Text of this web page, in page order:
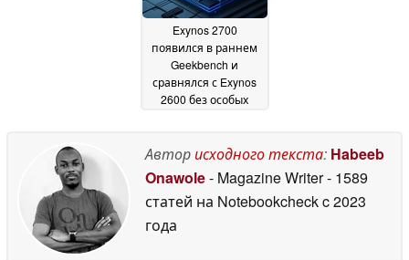
Exynos 2700
появился в раннем
Geekbench и
сравнялся с Exynos
2600 без особых
Авторисходного текста: Habeeb
Onawole- Magazine Writer- 1589
статей на Notebookcheckc 2023
года